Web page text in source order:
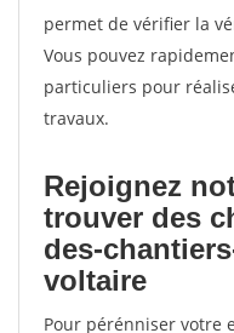
permet de vérifier la
Vous pouvez
particuliers pour
travaux.
Rejoignez
trouver des
des-
voltaire
Pour pérénniser votre